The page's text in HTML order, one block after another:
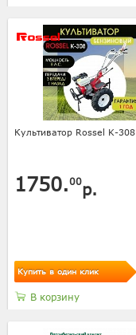
Культиватор Rossel K-308
1750.00р.
Купить в один клик
В корзину